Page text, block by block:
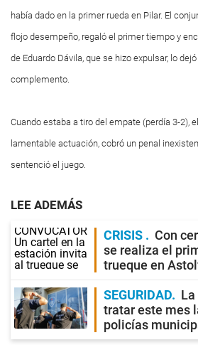
había dado en la primer rueda en Pilar. El
flojo desempeño, regaló el primer tiempo y
de Eduardo Dávila, que se hizo expulsar, lo
complemento.
Cuando estaba a tiro del empate (perdía 3-2),
lamentable actuación, cobró un penal
sentenció el juego.
LEE ADEMÁS
CRISIS
Con
se realiza el
trueque en
SEGURIDAD
tratar este mes
policías